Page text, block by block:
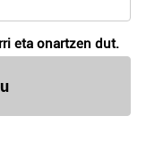
eta onartzen dut.